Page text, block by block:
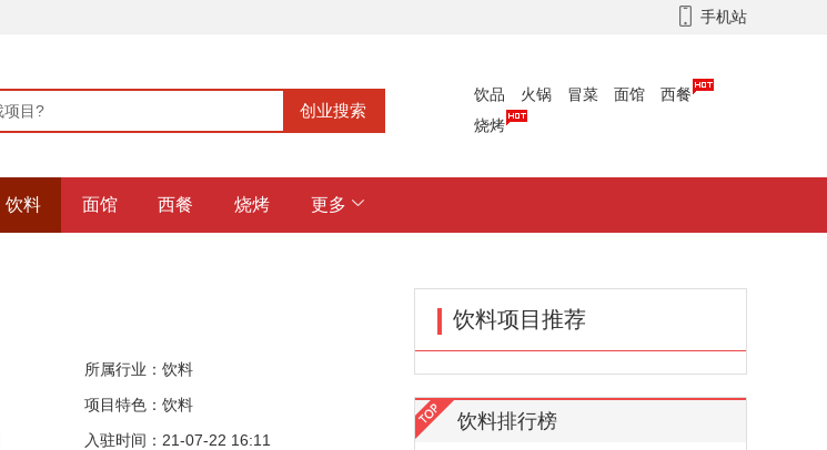
手机站
饮品 火锅 冒菜 面馆
西餐
烧烤
饮料 面馆 西餐 烧烤 更多
所属行业： 饮料
项目特色：饮料
入驻时间：21-07-22 16:11
饮料项目推荐
饮料排行榜